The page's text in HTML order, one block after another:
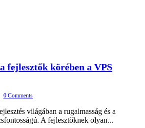
fejlesztők körében a VPS
0 Comments
világában a rugalmasság és a
A fejlesztőknek olyan...